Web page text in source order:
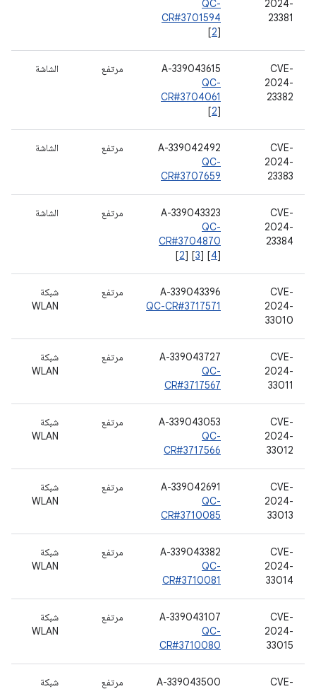
2024-
23381
QC-
CR#3701594
[2]
CVE-
2024-
23382
A-339043615
QC-
CR#3704061
[2]
مرتفع الشاشة
CVE-
2024-
23383
A-339042492
QC-
CR#3707659
مرتفع الشاشة
CVE-
2024-
23384
A-339043323
QC-
CR#3704870
[2] [3] [4]
مرتفع الشاشة
CVE-
2024-
33010
A-339043396
QC-CR#3717571
مرتفع
شبكة
WLAN
CVE-
2024-
33011
A-339043727
QC-
CR#3717567
مرتفع
شبكة
WLAN
CVE-
2024-
33012
A-339043053
QC-
CR#3717566
مرتفع
شبكة
WLAN
CVE-
2024-
33013
A-339042691
QC-
CR#3710085
مرتفع
شبكة
WLAN
CVE-
2024-
33014
A-339043382
QC-
CR#3710081
مرتفع
شبكة
WLAN
CVE-
2024-
33015
A-339043107
QC-
CR#3710080
مرتفع
شبكة
WLAN
CVE-
A-339043500
مرتفع
شبكة